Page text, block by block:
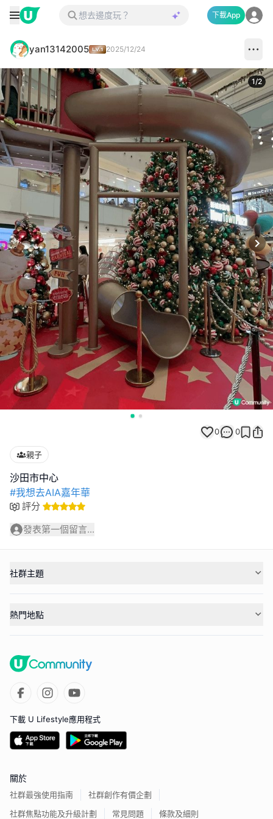
下載App
yan13142005 2025/12/24
1/2
0 0
親子
#我想去AIA嘉年華
評分
發表第一個留言...
社群主題
熱門地點
下載 U Lifestyle應用程式
關於
社群最強使用指南
社群創作有價企劃
社群焦點功能及升級計劃
常見問題 條款及細則